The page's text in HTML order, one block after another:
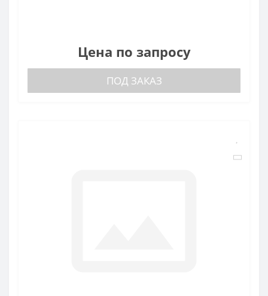
Цена по запросу
ПОД ЗАКАЗ